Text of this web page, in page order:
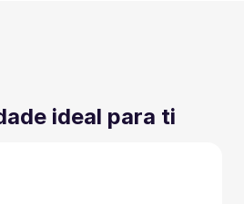
ideal para ti